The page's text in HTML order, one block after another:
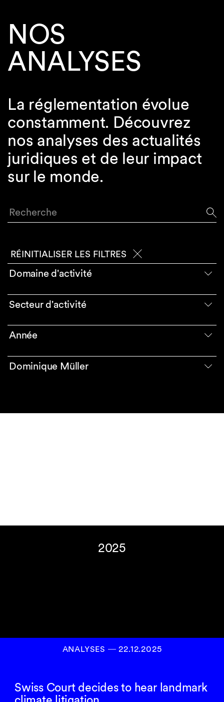
NOS
ANALYSES
La réglementation évolue
constamment. Découvrez
nos analyses des actualités
juridiques et de leur impact
sur le monde.
Recherche
RÉINITIALISER LES FILTRES
Domaine d'activité
Secteur d'activité
Année
Dominique Müller
2025
ANALYSES ― 22.12.2025
Swiss Court decides to hear landmark